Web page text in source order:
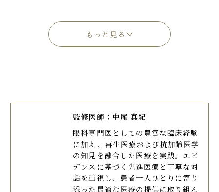
もっと見る
監修医師：中尾 真紀
眼科専門医としての豊富な臨床経験
に加え、再生医療および抗加齢医学
の知見を融合した医療を実践。エビ
デンスに基づく先進医療と丁寧な対
話を重視し、患者一人ひとりに寄り
添った最適な医療の提供に取り組ん